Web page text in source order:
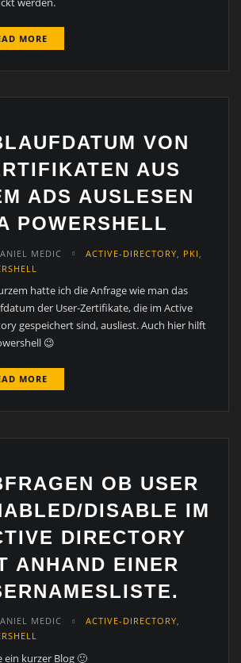
MORE
VON
AUS
ADS AUSLESEN
POWERSHELL
MEDIC ACTIVE-DIRECTORY PKI
hatte ich die Anfrage wie man das
der User-Zertifikate, die im Active
gespeichert sind, ausliest. Auch hier hilft
😉
MORE
OB USER
DISABLE IM
DIRECTORY
ANHAND EINER
MEDIC ACTIVE-DIRECTORY,
ein kurzer Blog 🙂